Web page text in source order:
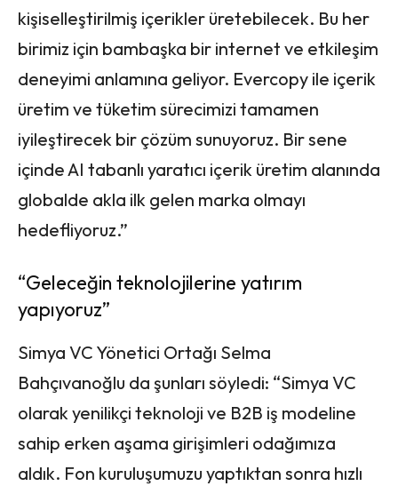
kişiselleştirilmiş içerikler üretebilecek. Bu her
birimiz için bambaşka bir internet ve etkileşim
deneyimi anlamına geliyor. Evercopy ile içerik
üretim ve tüketim sürecimizi tamamen
iyileştirecek bir çözüm sunuyoruz. Bir sene
içinde AI tabanlı yaratıcı içerik üretim alanında
globalde akla ilk gelen marka olmayı
hedefliyoruz.”
“Geleceğin teknolojilerine yatırım
yapıyoruz”
Simya VC Yönetici Ortağı Selma
Bahçıvanoğlu da şunları söyledi: “Simya VC
olarak yenilikçi teknoloji ve B2B iş modeline
sahip erken aşama girişimleri odağımıza
aldık. Fon kuruluşumuzu yaptıktan sonra hızlı